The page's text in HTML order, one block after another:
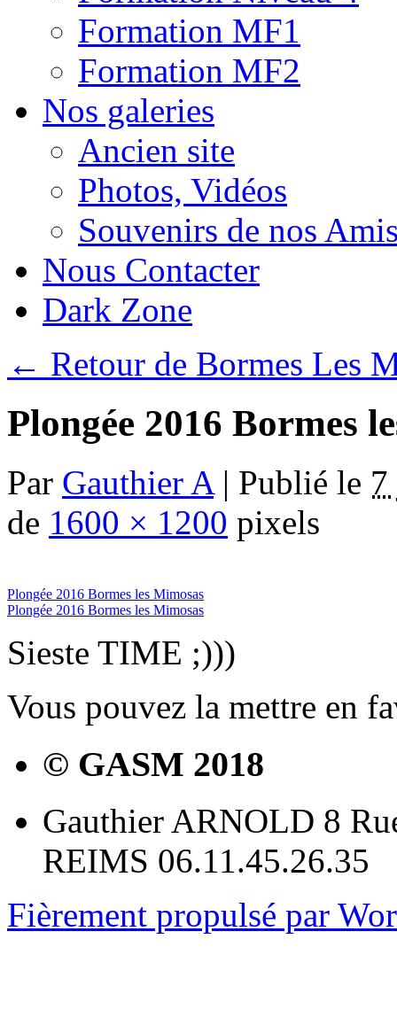
Formation MF1
Formation MF2
Nos galeries
Ancien site
Photos, Vidéos
Souvenirs de nos
Nous Contacter
Dark Zone
← Retour de Bormes Les
Plongée 2016 Bormes
Par Gauthier A | Publié le
de 1600 × 1200 pixels
Plongée 2016 Bormes les Mimosas
Plongée 2016 Bormes les Mimosas
Sieste TIME ;)))
Vous pouvez la mettre en
© GASM 2018
Gauthier ARNOLD 8
REIMS 06.11.45.26.35
Fièrement propulsé par